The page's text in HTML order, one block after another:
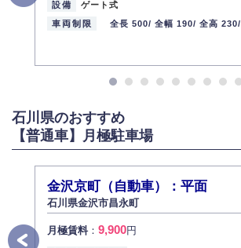
設備
ゲート式
車両制限
全長 500/ 全幅 190/ 全高 230/
石川県のおすすめ
【普通車】月極駐車場
金沢京町（自動車）：平面
石川県金沢市昌永町
月極賃料： 9,900円